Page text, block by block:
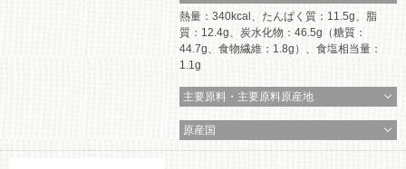
熱量：340kcal、たんぱく質：11.5g、脂
質：12.4g、炭水化物：46.5g（糖質：
44.7g、食物繊維：1.8g）、食塩相当量：
1.1g
主要原料・主要原料原産地
原産国